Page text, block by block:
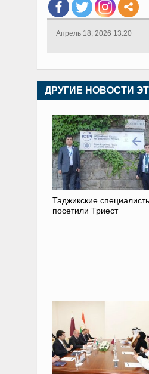
Апрель 18, 2026 13:20
ДРУГИЕ НОВОСТИ
Таджикские
посетили Триест